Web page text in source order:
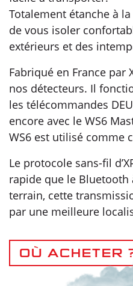
Totalement étanche à
de vous isoler
extérieurs et des
Fabriqué en France par
nos détecteurs. Il
les télécommandes
encore avec le WS6
WS6 est utilisé comme
Le protocole sans-fil
rapide que le Bluetooth
terrain, cette
par une meilleure
OÙ ACHETER